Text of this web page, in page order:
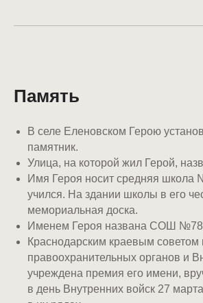
Память
В селе Еленовском Герою
памятник.
Улица, на которой жил Герой,
Имя Героя носит средняя школа
учился. На здании школы в его
мемориальная доска.
Именем Героя названа СОШ №78
Краснодарским краевым советом
правоохранительных органов и
учреждена премия его имени,
в день Внутренних войск 27